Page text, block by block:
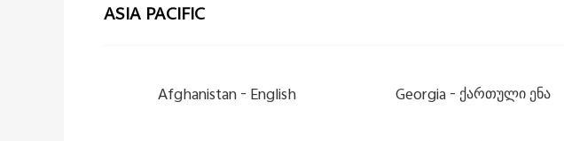
ASIA PACIFIC
Afghanistan - English Georgia -ქართული ენა